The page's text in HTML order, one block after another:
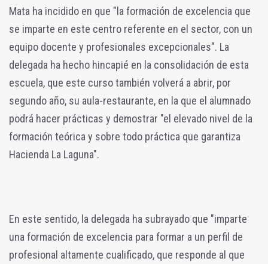
Mata ha incidido en que "la formación de excelencia que
se imparte en este centro referente en el sector, con un
equipo docente y profesionales excepcionales". La
delegada ha hecho hincapié en la consolidación de esta
escuela, que este curso también volverá a abrir, por
segundo año, su aula-restaurante, en la que el alumnado
podrá hacer prácticas y demostrar "el elevado nivel de la
formación teórica y sobre todo práctica que garantiza
Hacienda La Laguna".
En este sentido, la delegada ha subrayado que "imparte
una formación de excelencia para formar a un perfil de
profesional altamente cualificado, que responde al que